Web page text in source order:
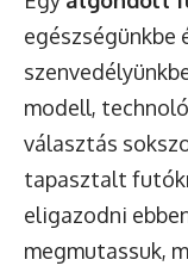
egészségünkbe
modell,
választás
tapasztalt
eligazodni
megmutassuk,